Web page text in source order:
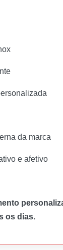
da marca
e afetivo
os dias.